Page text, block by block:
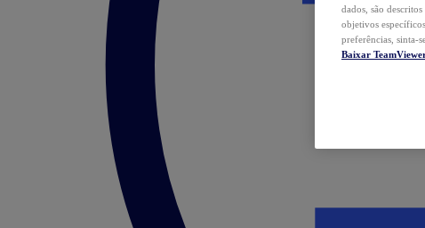
dados, são
objetivos
preferências, sinta-
Baixar